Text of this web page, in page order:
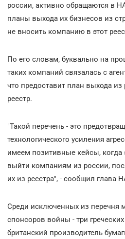
россии, активно обращаются в
планы выхода их бизнесов из
не вносить компанию в этот
По его словам, буквально на
таких компаний связалась с
что предоставит план выхода
реестр.
"Такой перечень - это
технологического усиления
имеем позитивные кейсы, когда
выйти компаниям из россии,
их из реестра", - сообщил глава
Среди исключенных из перечня
спонсоров войны - три
британский производитель